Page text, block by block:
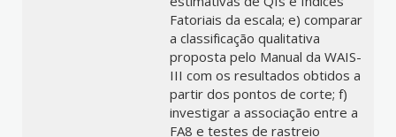
Fatoriais da escala; e) comparar
a classificação qualitativa
proposta pelo Manual da WAIS-
III com os resultados obtidos a
partir dos pontos de corte; f)
investigar a associação entre a
FA8 e testes de rastreio